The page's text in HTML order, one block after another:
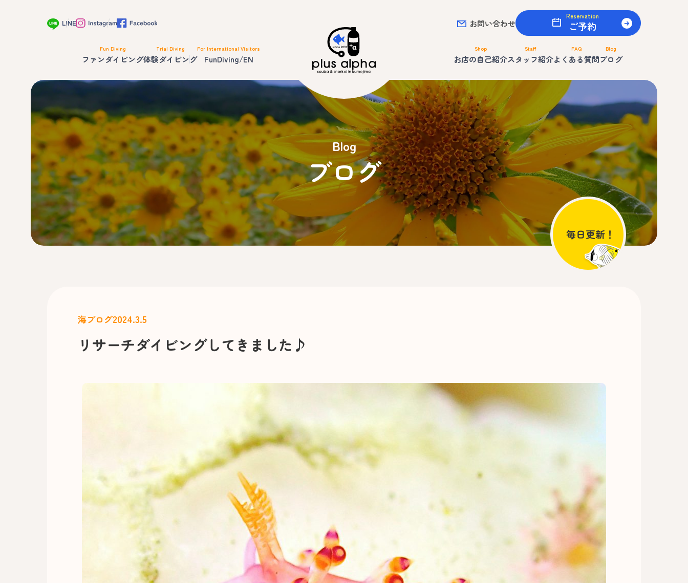
お問い合わせ
Reservation
ご予約
Fun Diving
ファンダイビング
Trial Diving
体験ダイビング
For International Visitors
FunDiving/EN
Shop
お店の自己紹介
Staff
スタッフ紹介
FAQ
よくある質問
Blog
ブログ
Blog
ブログ
海ブログ2024.3.5
リサーチダイビングしてきました♪